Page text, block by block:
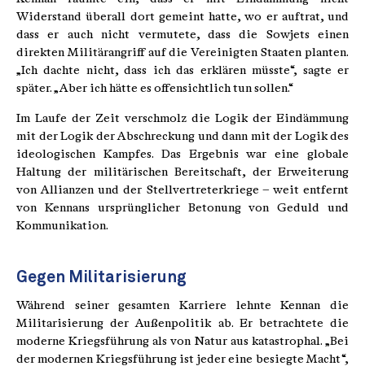
Widerstand überall dort gemeint hatte, wo er auftrat, und
dass er auch nicht vermutete, dass die Sowjets einen
direkten Militärangriff auf die Vereinigten Staaten planten.
„Ich dachte nicht, dass ich das erklären müsste“, sagte er
später. „Aber ich hätte es offensichtlich tun sollen.“
Im Laufe der Zeit verschmolz die Logik der Eindämmung
mit der Logik der Abschreckung und dann mit der Logik des
ideologischen Kampfes. Das Ergebnis war eine globale
Haltung der militärischen Bereitschaft, der Erweiterung
von Allianzen und der Stellvertreterkriege – weit entfernt
von Kennans ursprünglicher Betonung von Geduld und
Kommunikation.
Gegen Militarisierung
Während seiner gesamten Karriere lehnte Kennan die
Militarisierung der Außenpolitik ab. Er betrachtete die
moderne Kriegsführung als von Natur aus katastrophal. „Bei
der modernen Kriegsführung ist jeder eine besiegte Macht“,